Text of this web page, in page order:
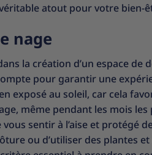
atout pour votre bien-
nage
la création d’un espace de
pour garantir une
exposé au soleil, car cela
même pendant les mois les
sentir à l’aise et protégé
ou d’utiliser des plantes et